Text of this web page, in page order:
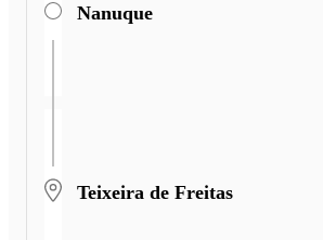
Nanuque
Teixeira de Freitas